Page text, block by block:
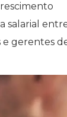
salarial
e gerentes